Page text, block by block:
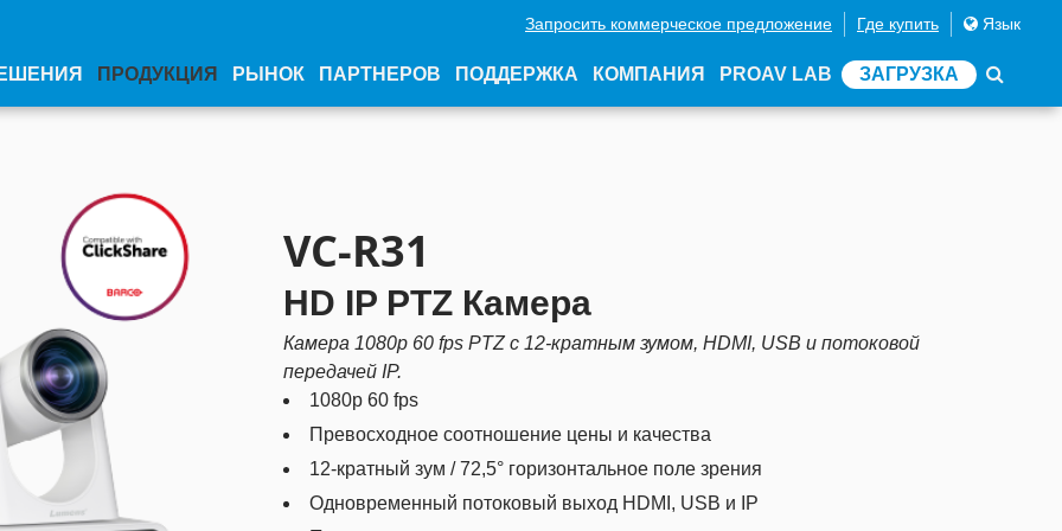
Запросить коммерческое предложение Где купить Язык
ПРОДУКЦИЯ РЫНОК ПАРТНЕРОВ ПОДДЕРЖКА КОМПАНИЯ PROAV LAB ЗАГРУЗКА
VC-R31
HD IP PTZ Камера
Камера 1080p 60 fps PTZ с 12-кратным зумом, HDMI, USB и потоковой
передачей IP.
1080p 60 fps
Превосходное соотношение цены и качества
12-кратный зум / 72,5° горизонтальное поле зрения
Одновременный потоковый выход HDMI, USB и IP